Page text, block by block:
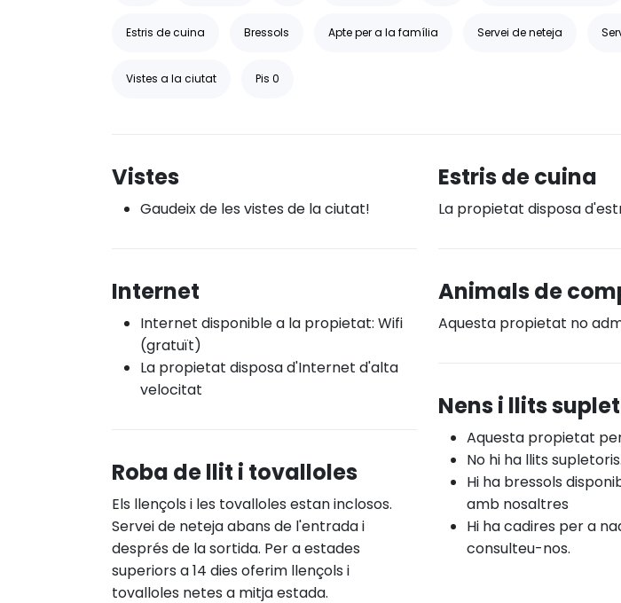
Estris de cuina Bressols Apte per a la família Servei de neteja
Vistes a la ciutat Pis 0
Vistes
Gaudeix de les vistes de la ciutat!
Internet
Internet disponible a la propietat: Wifi
(gratuït)
La propietat disposa d'Internet d'alta
velocitat
Roba de llit i tovalloles
Els llençols i les tovalloles estan inclosos.
Servei de neteja abans de l'entrada i
després de la sortida. Per a estades
superiors a 14 dies oferim llençols i
tovalloles netes a mitja estada.
Estris de cuina
La propietat disposa
Animals de
Aquesta propietat no
Nens i llits
Aquesta propietat
No hi ha llits supletoris.
Hi ha bressols
amb nosaltres
Hi ha cadires per a
consulteu-nos.